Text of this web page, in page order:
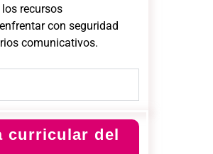
recursos
con seguridad
comunicativos.
curricular del